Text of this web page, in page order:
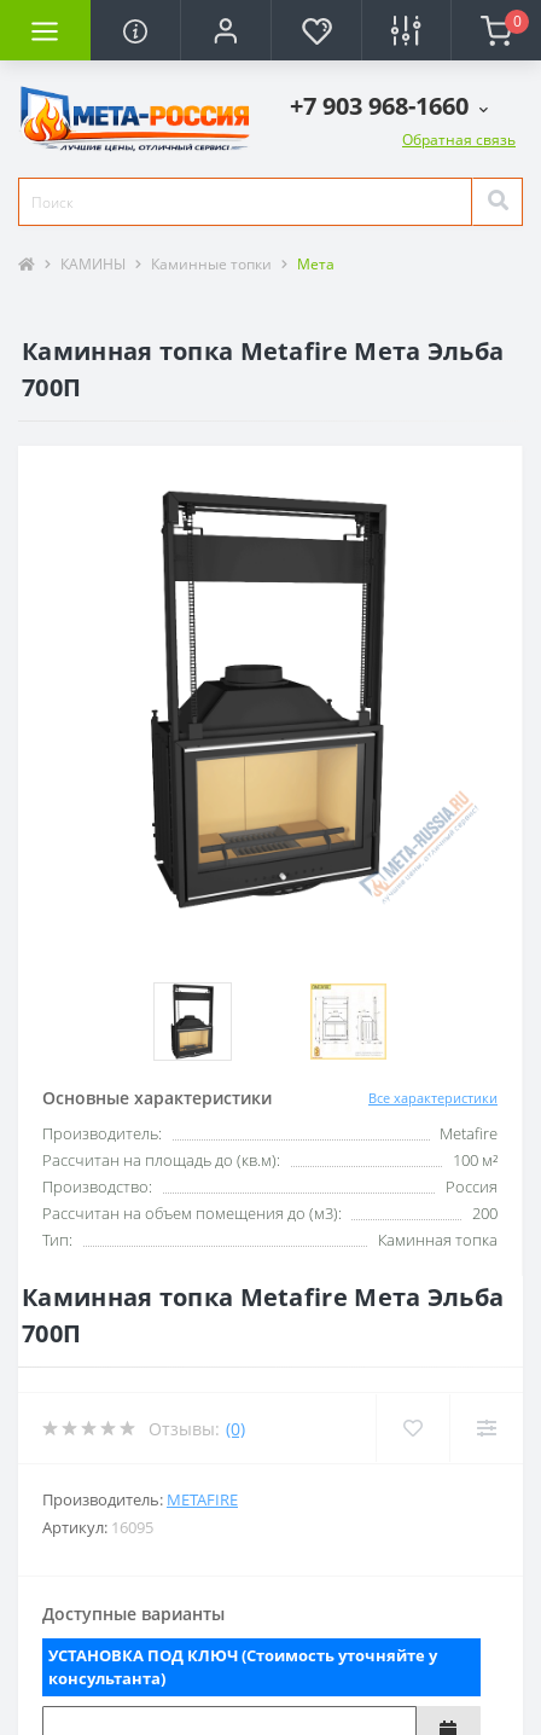
0
+7 903 968-1660
Обратная связь
КАМИНЫ Каминные топки Мета
Каминная топка Metafire Мета Эльба
700П
Основные характеристики Все характеристики
Производитель:
Metafire
Рассчитан на площадь до (кв.м):
100 м²
Производство:
Россия
Рассчитан на объем помещения до (м3):
200
Тип:
Каминная топка
Каминная топка Metafire Мета Эльба
700П
Отзывы: (0)
Производитель: METAFIRE
Артикул: 16095
Доступные варианты
УСТАНОВКА ПОД КЛЮЧ (Стоимость уточняйте у
консультанта)